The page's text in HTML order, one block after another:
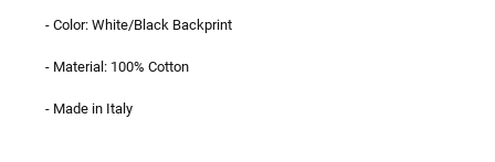
- Color: White/Black Backprint
- Material: 100% Cotton
- Made in Italy